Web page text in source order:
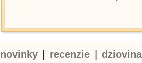
novinky recenzie dziovina